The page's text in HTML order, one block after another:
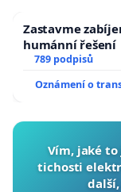
Zastavme
humánní řešení
789 podpisů
Oznámení o
Vím, jaké
tichosti